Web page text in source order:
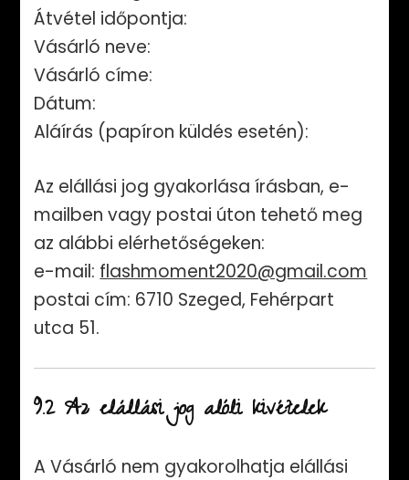
Átvétel időpontja:
Vásárló neve:
Vásárló címe:
Dátum:
Aláírás (papíron küldés esetén):
Az elállási jog gyakorlása írásban, e-
mailben vagy postai úton tehető meg
az alábbi elérhetőségeken:
e-mail: flashmoment2020@gmail.com
postai cím: 6710 Szeged, Fehérpart
utca 51.
9.2 Az elállási jog alóli kivételek
A Vásárló nem gyakorolhatja elállási